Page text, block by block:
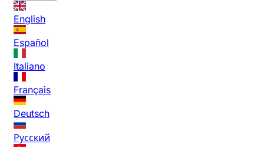
English
Español
Italiano
Français
Deutsch
Русский